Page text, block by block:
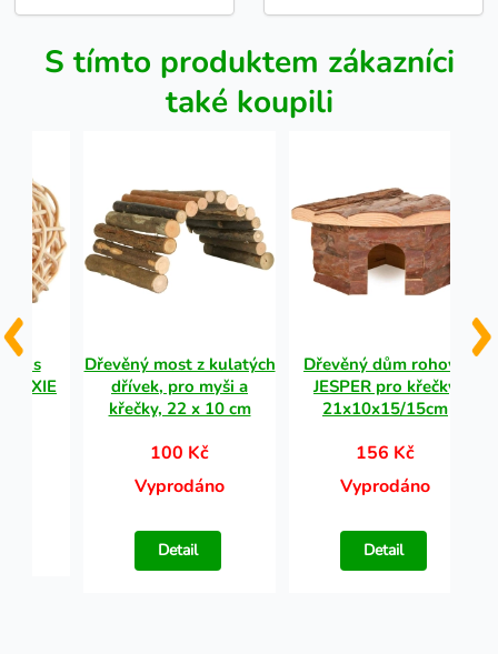
S tímto produktem zákazníci
také koupili
s
Dřevěný most z kulatých
dřívek, pro myši a
křečky, 22 x 10 cm
100 Kč
Vyprodáno
Detail
Dřevěný dům rohový
JESPER pro křečky
21x10x15/15cm
156 Kč
Vyprodáno
Detail